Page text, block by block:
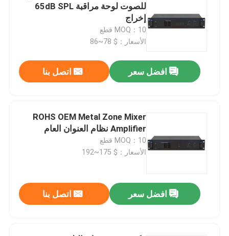
مكبرات صوت نظام PA
نظام PA لشبكة IP
مضخم صوت المصفوفة
نظام الإخلاء الصوتي
للصوت لوحة مراقبة 65dB SPL
إخراج
MOQ：10 قطع
الأسعار：$ 78~86
افضل سعر اتصل بنا
ROHS OEM Metal Zone Mixer
Amplifier نظام العنوان العام
MOQ：10 قطع
الأسعار：$ 175~192
افضل سعر اتصل بنا